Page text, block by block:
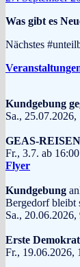
Was gibt es
Nächstes
Kundgebung
Sa.,
GEAS-REISEN
Fr., 3.7. ab
Flyer
Kundgebung
Bergedorf bleibt
Sa.,
Erste
Fr.,